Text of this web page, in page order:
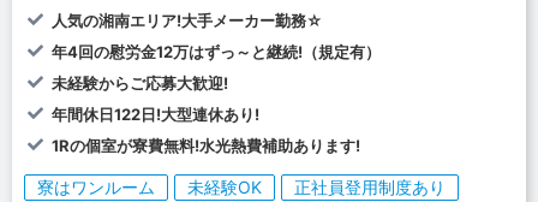
人気の湘南エリア!大手メーカー勤務☆
年4回の慰労金12万はずっ～と継続!（規定有）
未経験からご応募大歓迎!
年間休日122日!大型連休あり!
1Rの個室が寮費無料!水光熱費補助あります!
寮はワンルーム 未経験OK
正社員登用制度あり